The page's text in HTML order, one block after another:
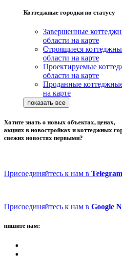
Коттеджные городки по статусу
Завершенные
области на карте
Строящиеся
области на карте
Проектируемые
области на карте
Проданные
на карте
Хотите знать о новых объектах, ценах,
акциях в новостройках и коттеджных
свежих новостях первыми?
Присоединяйтесь к нам в Telegram
Присоединяйтесь к нам в Google
пишите нам: